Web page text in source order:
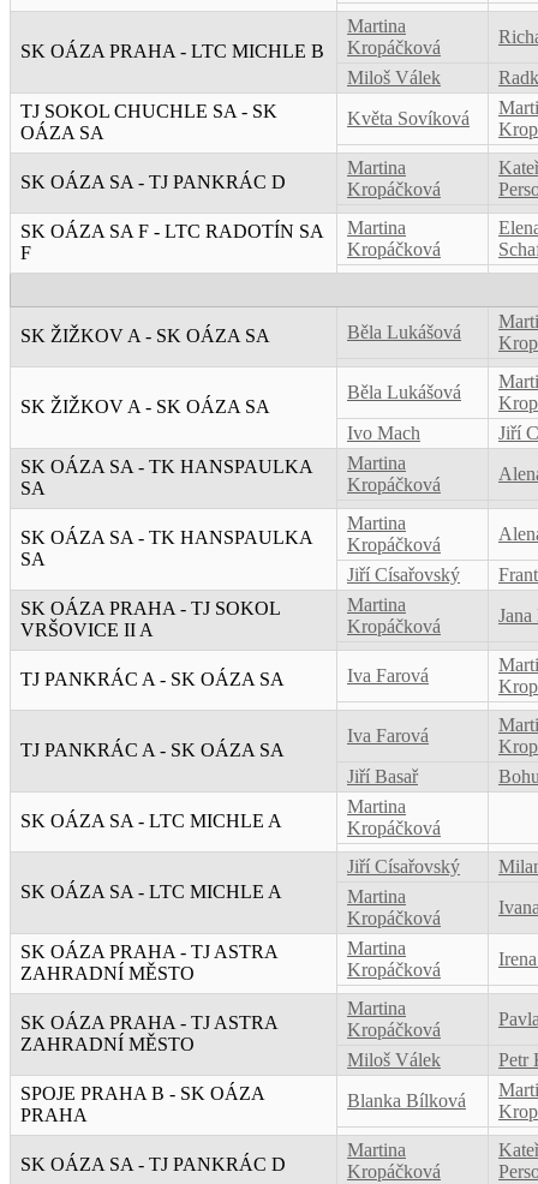
SK OÁZA PRAHA - LTC MICHLE B
Martina
Kropáčková
Miloš Válek
TJ SOKOL CHUCHLE SA - SK
OÁZA SA
Květa Sovíková
SK OÁZA SA - TJ PANKRÁC D
Martina
Kropáčková
SK OÁZA SA F - LTC RADOTÍN SA
F
Martina
Kropáčková
SK ŽIŽKOV A - SK OÁZA SA Běla Lukášová
SK ŽIŽKOV A - SK OÁZA SA
Běla Lukášová
Ivo Mach
Jiří
SK OÁZA SA - TK HANSPAULKA
SA
Martina
Kropáčková
SK OÁZA SA - TK HANSPAULKA
SA
Martina
Kropáčková
Jiří Císařovský
SK OÁZA PRAHA - TJ SOKOL
VRŠOVICE II A
Martina
Kropáčková
TJ PANKRÁC A - SK OÁZA SA Iva Farová
TJ PANKRÁC A - SK OÁZA SA
Iva Farová
Jiří Basař
SK OÁZA SA - LTC MICHLE A
Martina
Kropáčková
SK OÁZA SA - LTC MICHLE A
Jiří Císařovský
Martina
Kropáčková
SK OÁZA PRAHA - TJ ASTRA
ZAHRADNÍ MĚSTO
Martina
Kropáčková
SK OÁZA PRAHA - TJ ASTRA
ZAHRADNÍ MĚSTO
Martina
Kropáčková
Miloš Válek
Petr
SPOJE PRAHA B - SK OÁZA
PRAHA
Blanka Bílková
SK OÁZA SA - TJ PANKRÁC D
Martina
Kropáčková